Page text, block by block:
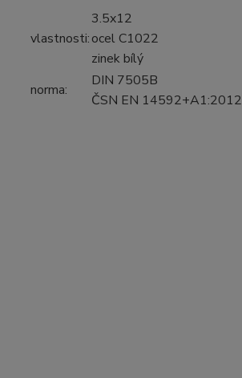
vlastnosti:
3.5x12
ocel C1022
zinek bílý
norma:
DIN 7505B
ČSN EN 14592+A1:2012